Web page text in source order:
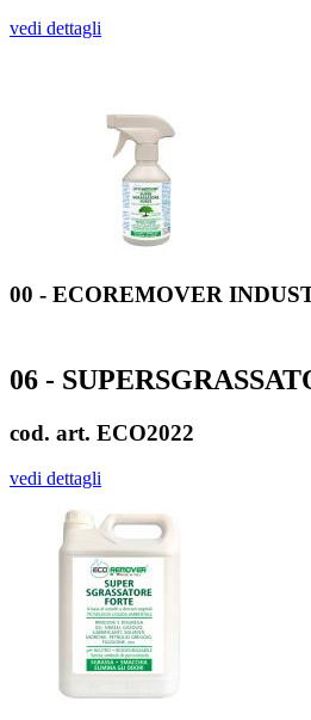
vedi dettagli
00 - ECOREMOVER
06 -
cod. art. ECO2022
vedi dettagli